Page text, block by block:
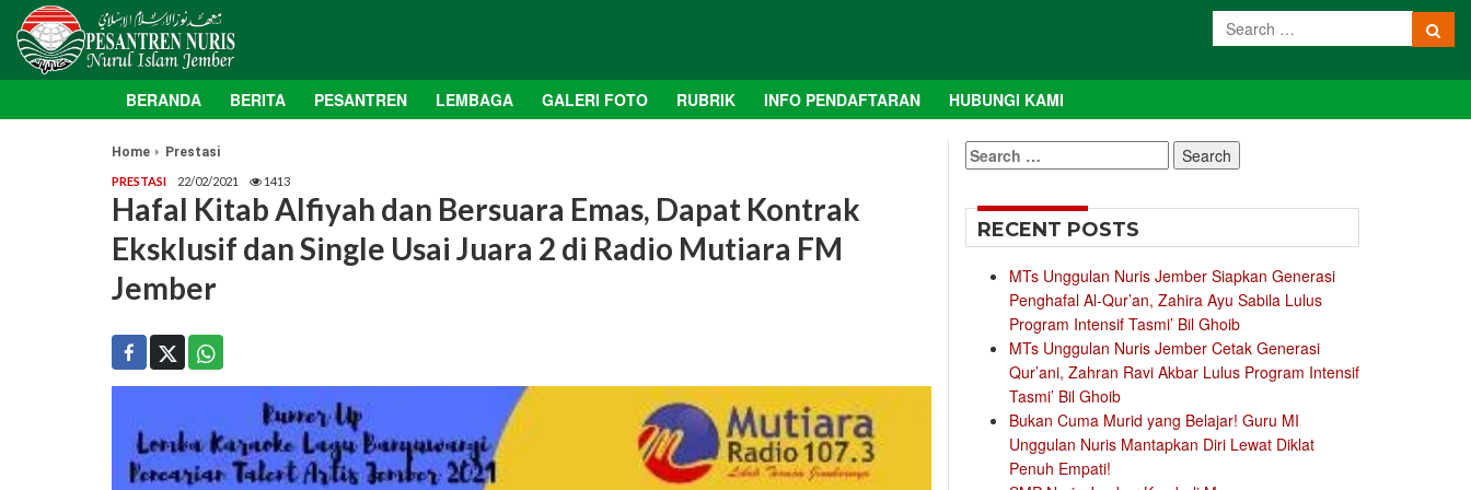
BERANDA BERITA PESANTREN LEMBAGA GALERI FOTO RUBRIK INFO PENDAFTARAN HUBUNGI KAMI
Home Prestasi
PRESTASI 22/02/2021 1413
Hafal Kitab Alfiyah dan Bersuara Emas, Dapat Kontrak
Eksklusif dan Single Usai Juara 2 di Radio Mutiara FM
Jember
Search
for:
RECENT POSTS
MTs Unggulan Nuris Jember Siapkan Generasi
Penghafal Al-Qur’an, Zahira Ayu Sabila Lulus
Program Intensif Tasmi’ Bil Ghoib
MTs Unggulan Nuris Jember Cetak Generasi
Qur’ani, Zahran Ravi Akbar Lulus Program Intensif
Tasmi’ Bil Ghoib
Bukan Cuma Murid yang Belajar! Guru MI
Unggulan Nuris Mantapkan Diri Lewat Diklat
Penuh Empati!